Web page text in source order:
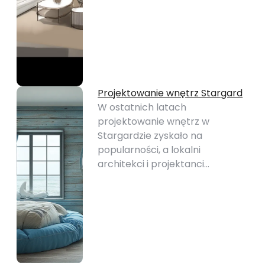
Projektowanie wnętrz Stargard
W ostatnich latach
projektowanie wnętrz w
Stargardzie zyskało na
popularności, a lokalni
architekci i projektanci…